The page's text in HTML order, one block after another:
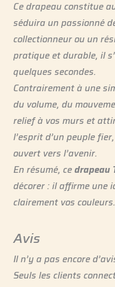
Ce drapeau constitue
séduira un passionné
collectionneur ou un
pratique et durable, il
quelques secondes.
Contrairement à une
du volume, du
relief à vos murs et
l’esprit d’un peuple
ouvert vers l’avenir.
En résumé, cedrapeau
décorer : il affirme une
clairement vos couleurs.
Avis
Il n’y a pas encore
Seuls les clients